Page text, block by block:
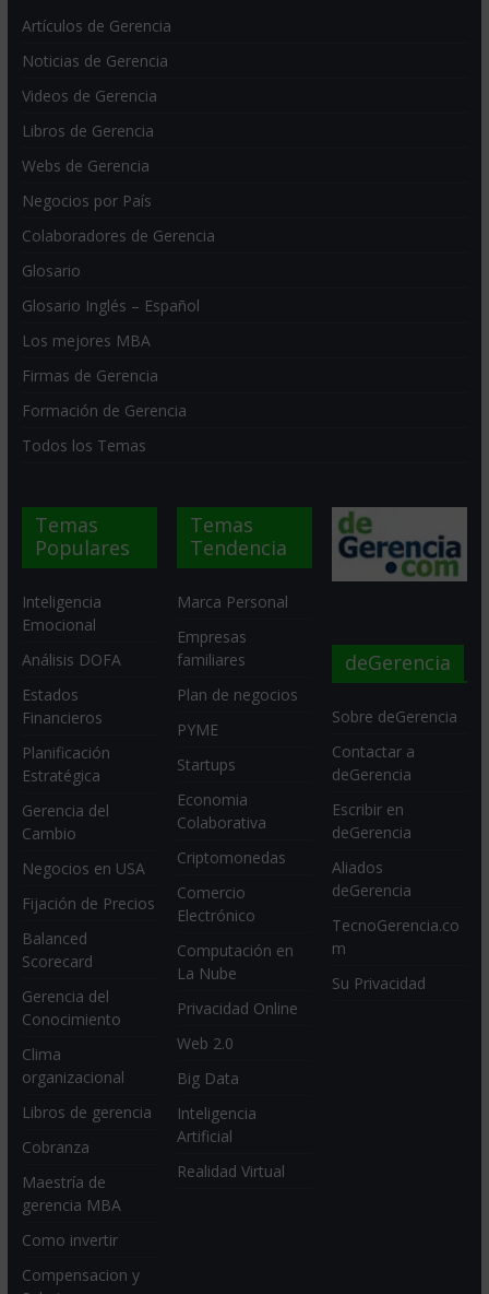
Artículos de Gerencia
Noticias de Gerencia
Videos de Gerencia
Libros de Gerencia
Webs de Gerencia
Negocios por País
Colaboradores de Gerencia
Glosario
Glosario Inglés – Español
Los mejores MBA
Firmas de Gerencia
Formación de Gerencia
Todos los Temas
Temas
Populares
Inteligencia
Emocional
Análisis DOFA
Estados
Financieros
Planificación
Estratégica
Gerencia del
Cambio
Negocios en USA
Fijación de Precios
Balanced
Scorecard
Gerencia del
Conocimiento
Clima
organizacional
Libros de gerencia
Cobranza
Maestría de
gerencia MBA
Como invertir
Compensacion y
Temas
Tendencia
Marca Personal
Empresas
familiares
Plan de negocios
PYME
Startups
Economia
Colaborativa
Criptomonedas
Comercio
Electrónico
Computación en
La Nube
Privacidad Online
Web 2.0
Big Data
Inteligencia
Artificial
Realidad Virtual
deGerencia
Sobre deGerencia
Contactar a
deGerencia
Escribir en
deGerencia
Aliados
deGerencia
TecnoGerencia.co
m
Su Privacidad